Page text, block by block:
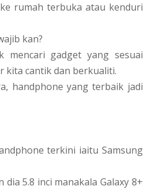
rumah terbuka atau kenduri
kan?
gadget yang sesuai
kita cantik dan berkualiti.
handphone yang terbaik jadi
terkini iaitu Samsung
dia 5.8 inci manakala Galaxy 8+